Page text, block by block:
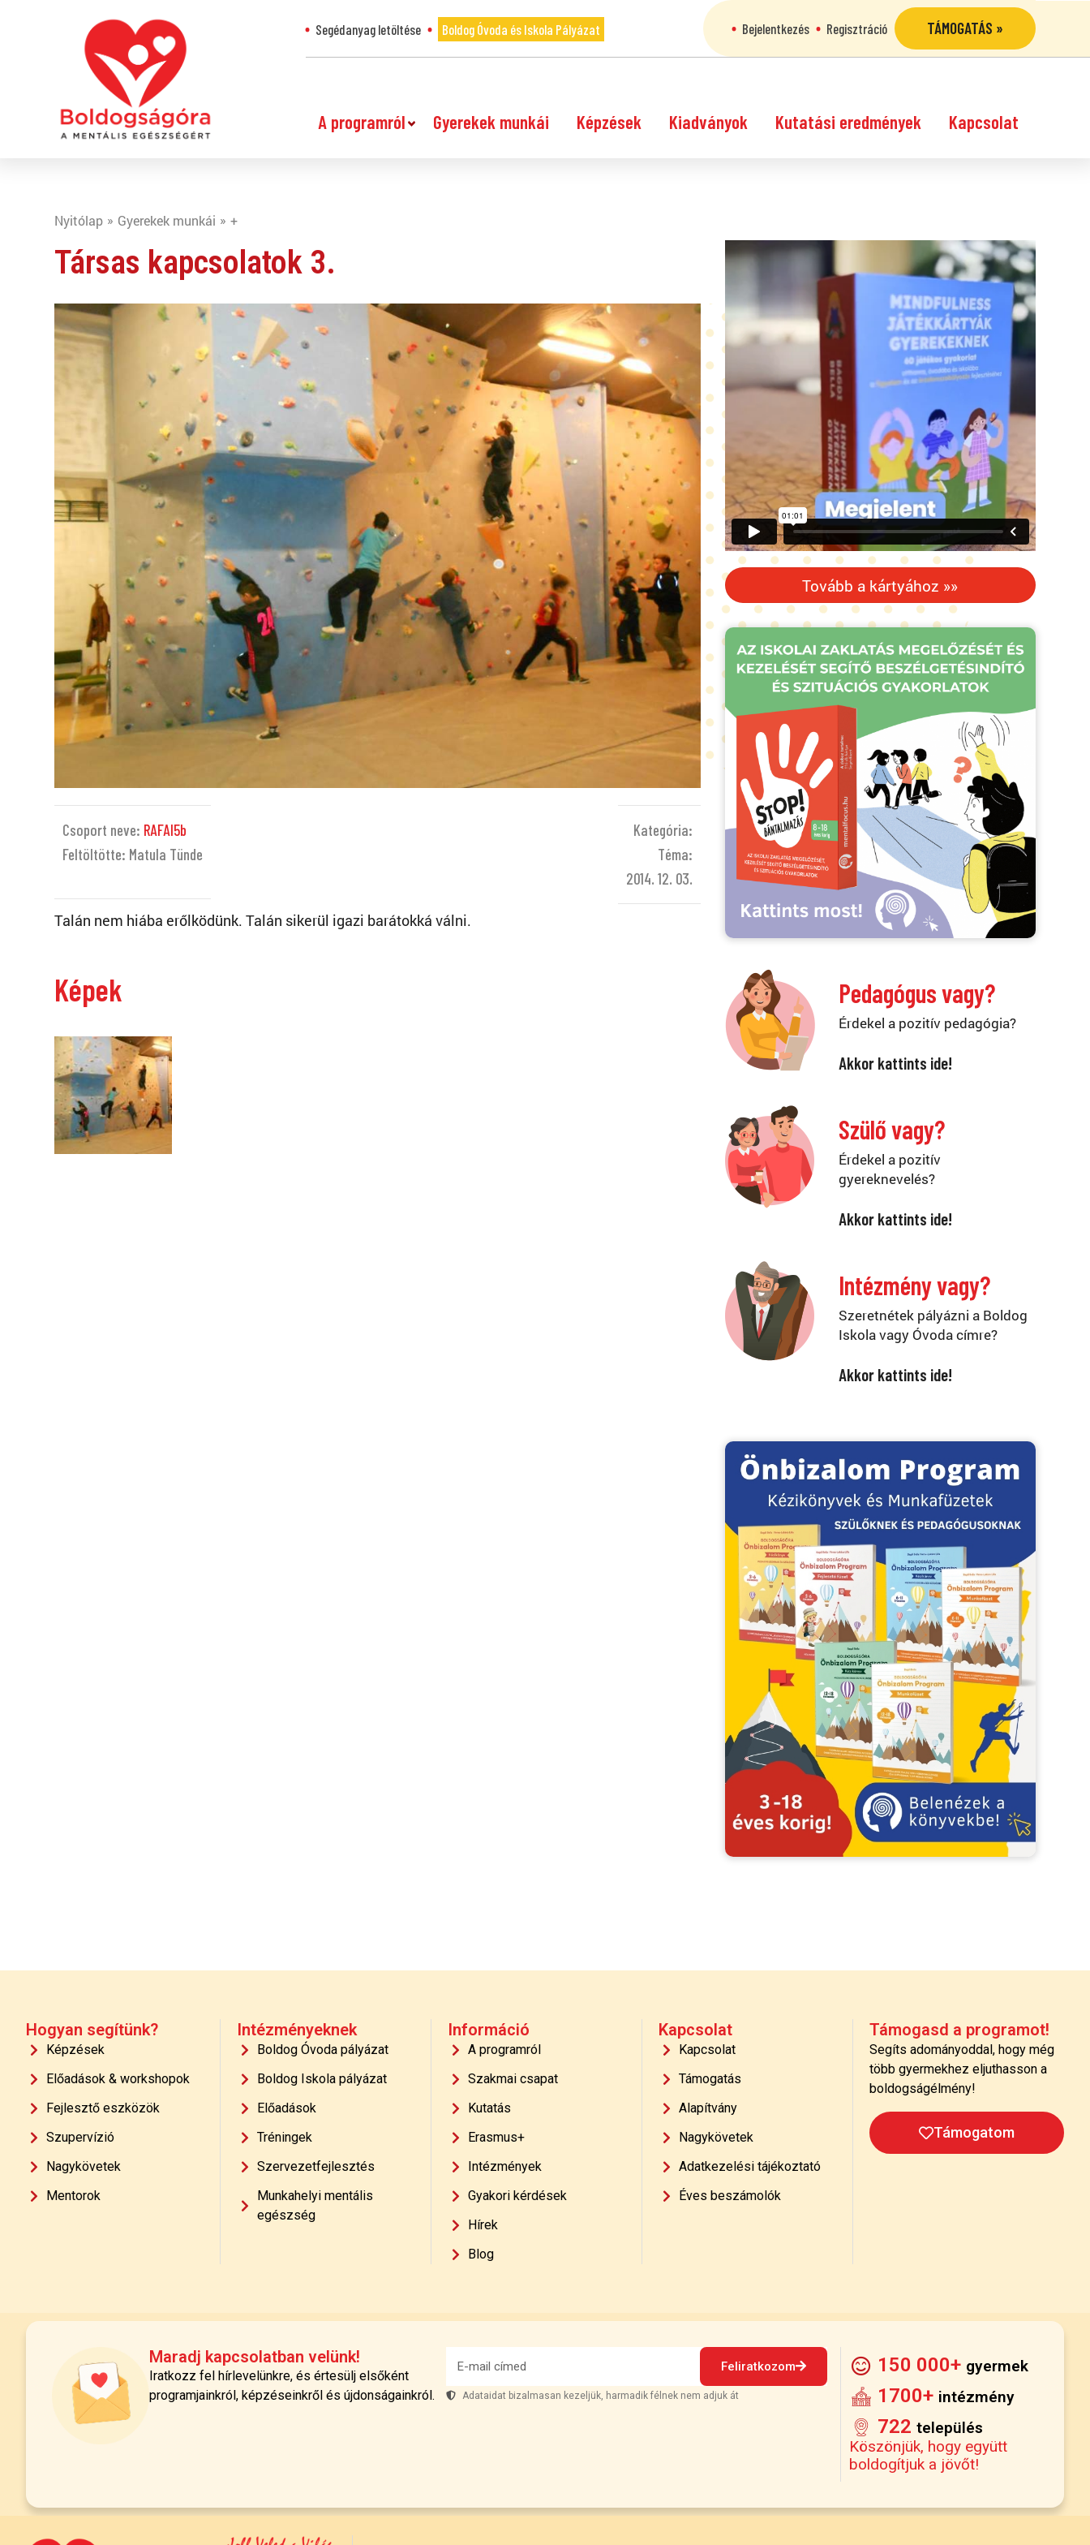
Segédanyag letöltése Boldog Óvoda és Iskola Pályázat Bejelentkezés Regisztráció TÁMOGATÁS »
A programról Gyerekek munkái Képzések Kiadványok Kutatási eredmények Kapcsolat
Nyitólap Gyerekek munkái +
Társas kapcsolatok 3.
Csoport neve: RAFAI5b
Feltöltötte: Matula Tünde
Kategória:
Téma:
2014. 12. 03.
Talán nem hiába erőlködünk. Talán sikerül igazi barátokká válni.
Képek
Tovább a kártyához »»
Pedagógus vagy?
Érdekel a pozitív pedagógia?
Akkor kattints ide!
Szülő vagy?
Érdekel a pozitív
gyereknevelés?
Akkor kattints ide!
Intézmény vagy?
Szeretnétek pályázni a Boldog
Iskola vagy Óvoda címre?
Akkor kattints ide!
Hogyan segítünk?
Képzések
Előadások & workshopok
Fejlesztő eszközök
Szupervízió
Nagykövetek
Mentorok
Intézményeknek
Boldog Óvoda pályázat
Boldog Iskola pályázat
Előadások
Tréningek
Szervezetfejlesztés
Munkahelyi mentális
egészség
Információ
A programról
Szakmai csapat
Kutatás
Erasmus+
Intézmények
Gyakori kérdések
Hírek
Blog
Kapcsolat
Kapcsolat
Támogatás
Alapítvány
Nagykövetek
Adatkezelési tájékoztató
Éves beszámolók
Támogasd a programot!
Segíts adományoddal, hogy még
több gyermekhez eljuthasson a
boldogságélmény!
Támogatom
Maradj kapcsolatban velünk!
Iratkozz fel hírlevelünkre, és értesülj elsőként
programjainkról, képzéseinkről és újdonságainkról.
Feliratkozom
Adataidat bizalmasan kezeljük, harmadik félnek nem adjuk át
150 000+ gyermek
1700+ intézmény
722 település
Köszönjük, hogy együtt
boldogítjuk a jövőt!